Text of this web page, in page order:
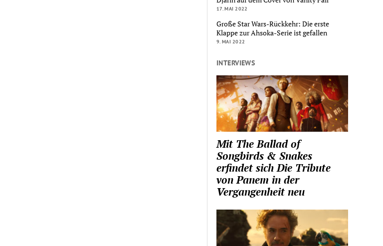
17. MAI 2022
Große Star Wars-Rückkehr: Die erste
Klappe zur Ahsoka-Serie ist gefallen
9. MAI 2022
INTERVIEWS
Mit The Ballad of
Songbirds & Snakes
erfindet sich Die Tribute
von Panem in der
Vergangenheit neu